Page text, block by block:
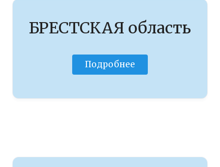
БРЕСТСКАЯ область
Подробнее